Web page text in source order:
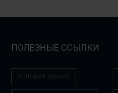
ПОЛЕЗНЫЕ ССЫЛКИ
Условия заказа